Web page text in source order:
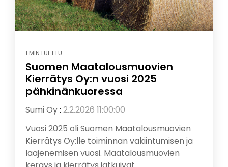
1 MIN LUETTU
Suomen Maatalousmuovien
Kierrätys Oy:n vuosi 2025
pähkinänkuoressa
Sumi Oy: 2.2.2026 11:00:00
Vuosi 2025 oli Suomen Maatalousmuovien
Kierrätys Oy:lle toiminnan vakiintumisen ja
laajenemisen vuosi. Maatalousmuovien